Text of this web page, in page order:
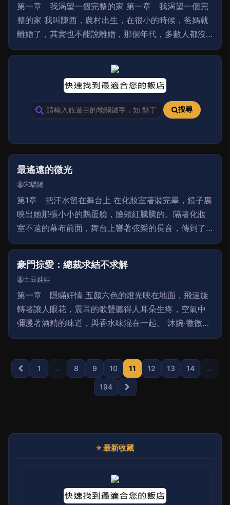
第一章 我渴望一個完整的家 第一章 我渴望一個完
整的家 我叫陳西，農村出生，在很小的時候，爸媽就
離婚了，其實也不能說離婚，那個年代，多數人都沒
有領證的，我媽是直接跟人跑了。 那時候雖然我很
搜尋
最遙遠的微光
宋驕陽
第1章 把汗水留在舞台上 在化妝室著裝完畢，鏡子裏
映出她那張小小的鵝蛋臉，臉頰紅騰騰的。隔著化妝
室不遠的幕布前面，舞台上響著弦樂的長音，傳到了
幕後來，正在表演的節目是《雨中小城》群舞，那是
豪門掠愛：總裁求結不求解
土豆娃娃
第一章 隱瞞奸情 五顏六色的燈光映在地面，飛速旋
轉著讓人眼花，震耳的歌聲聽得人耳朵生疼，空氣中
彌漫著酒精的味道，與香水味混在一起。 沐婉‧微微皺
著眉頭，她向來不喜歡這些場合，朝其中一人點頭示
1 … 8 9 10 11 12 13 14 …
194
⭐ 最新收藏